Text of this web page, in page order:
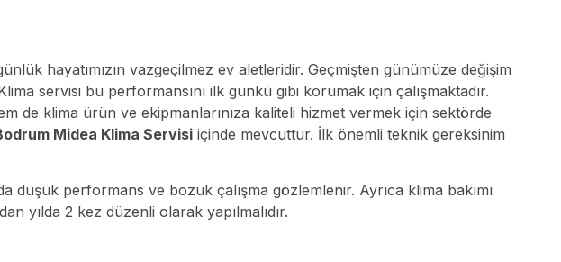
hayatımızın vazgeçilmez ev aletleridir. Geçmişten günümüze değişim
servisi bu performansını ilk günkü gibi korumak için çalışmaktadır.
de klima ürün ve ekipmanlarınıza kaliteli hizmet vermek için sektörde
Midea Klima Servisi içinde mevcuttur. İlk önemli teknik gereksinim
düşük performans ve bozuk çalışma gözlemlenir. Ayrıca klima bakımı
yılda 2 kez düzenli olarak yapılmalıdır.